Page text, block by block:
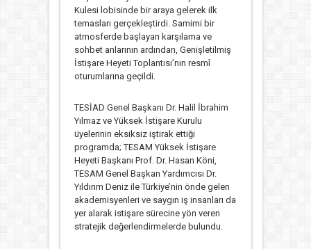
Kulesi lobisinde bir araya gelerek ilk
temasları gerçekleştirdi. Samimi bir
atmosferde başlayan karşılama ve
sohbet anlarının ardından, Genişletilmiş
İstişare Heyeti Toplantısı’nın resmî
oturumlarına geçildi.
TESİAD Genel Başkanı Dr. Halil İbrahim
Yılmaz ve Yüksek İstişare Kurulu
üyelerinin eksiksiz iştirak ettiği
programda; TESAM Yüksek İstişare
Heyeti Başkanı Prof. Dr. Hasan Köni,
TESAM Genel Başkan Yardımcısı Dr.
Yıldırım Deniz ile Türkiye’nin önde gelen
akademisyenleri ve saygın iş insanları da
yer alarak istişare sürecine yön veren
stratejik değerlendirmelerde bulundu.